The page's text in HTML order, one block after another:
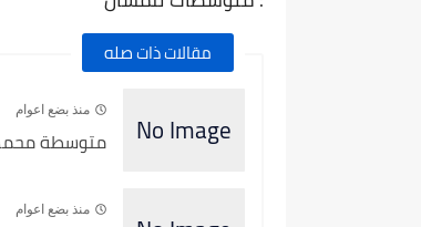
مقالات ذات صله
منذ بضع اعوام
متوسطة محمد
منذ بضع اعوام